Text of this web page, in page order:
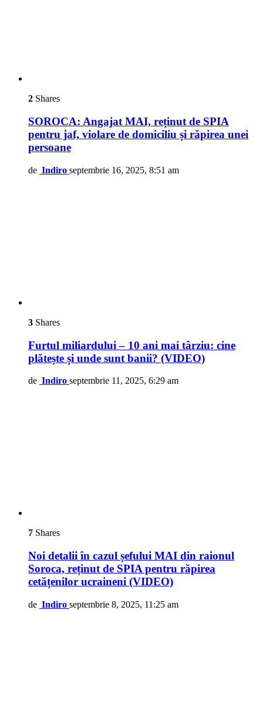
2 Shares
SOROCA: Angajat MAI, reținut de SPIA
pentru jaf, violare de domiciliu și răpirea unei
persoane
de Indiro septembrie 16, 2025, 8:51 am
3 Shares
Furtul miliardului – 10 ani mai târziu: cine
plătește și unde sunt banii? (VIDEO)
de Indiro septembrie 11, 2025, 6:29 am
7 Shares
Noi detalii în cazul șefului MAI din raionul
Soroca, reținut de SPIA pentru răpirea
cetățenilor ucraineni (VIDEO)
de Indiro septembrie 8, 2025, 11:25 am